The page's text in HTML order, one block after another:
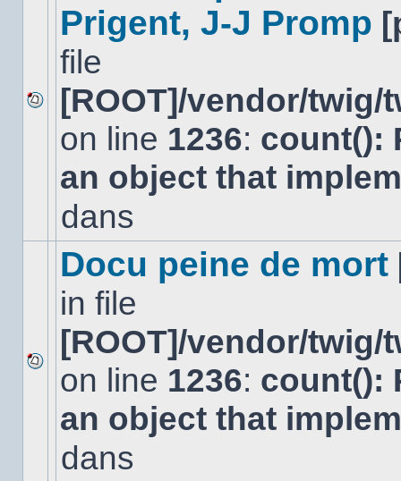
Aucun
nouveau
message
sujet.
Prigent, J-J Promp
file
[ROOT]/vendor/
on line 1236: count():
an object that
dans
Aucun
nouveau
message
non-
dans
Docu peine de mort
in file
[ROOT]/vendor/
on line 1236: count():
an object that
dans